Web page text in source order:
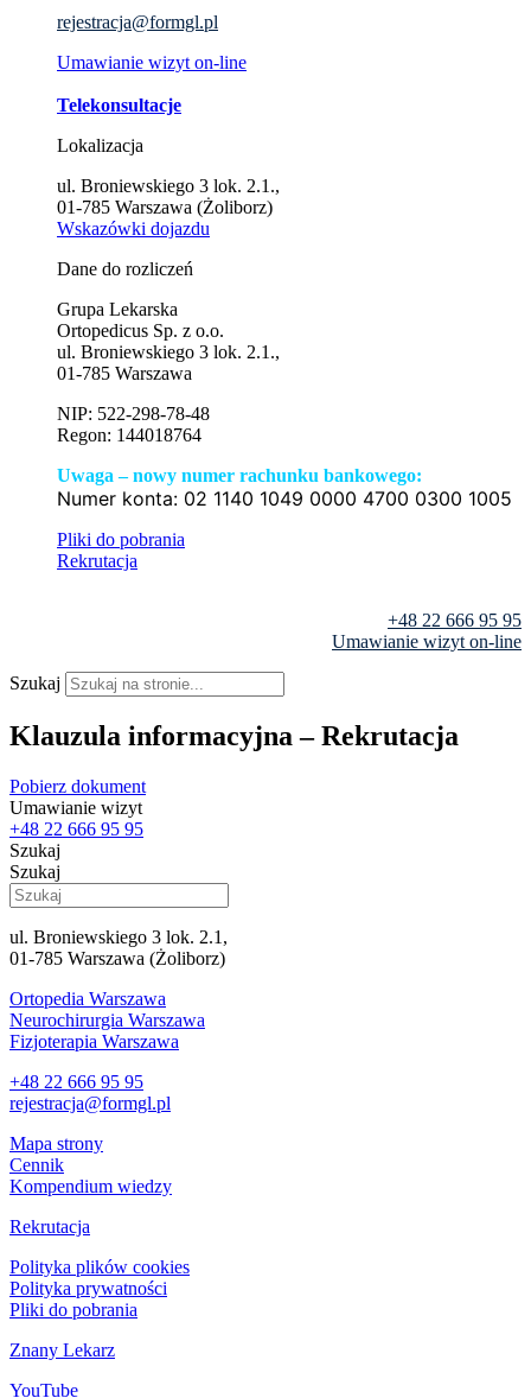
rejestracja@formgl.pl
Umawianie wizyt on-line
Telekonsultacje
Lokalizacja
ul. Broniewskiego 3 lok. 2.1.,
01-785 Warszawa (Żoliborz)
Wskazówki dojazdu
Dane do rozliczeń
Grupa Lekarska
Ortopedicus Sp. z o.o.
ul. Broniewskiego 3 lok. 2.1.,
01-785 Warszawa
NIP: 522-298-78-48
Regon: 144018764
Uwaga – nowy numer rachunku bankowego:
Numer konta: 02 1140 1049 0000 4700 0300 1005
Pliki do pobrania
Rekrutacja
+48 22 666 95 95
Umawianie wizyt on-line
Szukaj
Klauzula informacyjna – Rekrutacja
Pobierz dokument
Umawianie wizyt
+48 22 666 95 95
Szukaj
Szukaj
ul. Broniewskiego 3 lok. 2.1,
01-785 Warszawa (Żoliborz)
Ortopedia Warszawa
Neurochirurgia Warszawa
Fizjoterapia Warszawa
+48 22 666 95 95
rejestracja@formgl.pl
Mapa strony
Cennik
Kompendium wiedzy
Rekrutacja
Polityka plików cookies
Polityka prywatności
Pliki do pobrania
Znany Lekarz
YouTube